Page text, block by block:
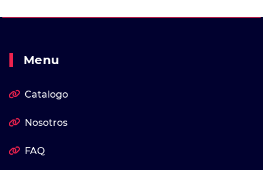
Menu
Catalogo
Nosotros
FAQ